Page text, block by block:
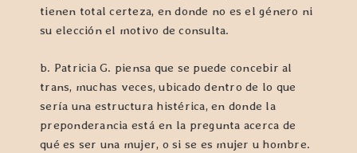
tienen total certeza, en donde no es el género ni
su elección el motivo de consulta.
b. Patricia G. piensa que se puede concebir al
trans, muchas veces, ubicado dentro de lo que
sería una estructura histérica, en donde la
preponderancia está en la pregunta acerca de
qué es ser una mujer, o si se es mujer u hombre.